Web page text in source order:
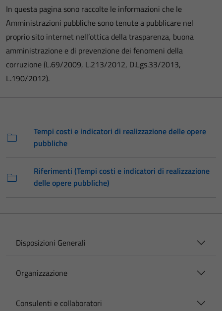
In questa pagina sono raccolte le informazioni che le
Amministrazioni pubbliche sono tenute a pubblicare nel
proprio sito internet nell’ottica della trasparenza, buona
amministrazione e di prevenzione dei fenomeni della
corruzione (L.69/2009, L.213/2012, D.Lgs.33/2013,
L.190/2012).
Tempi costi e indicatori di realizzazione delle opere
pubbliche
Riferimenti (Tempi costi e indicatori di realizzazione
delle opere pubbliche)
Disposizioni Generali
Organizzazione
Consulenti e collaboratori